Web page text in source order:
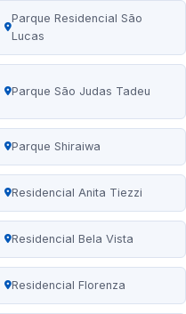
Parque Residencial São
Lucas
Parque São Judas Tadeu
Parque Shiraiwa
Residencial Anita Tiezzi
Residencial Bela Vista
Residencial Florenza